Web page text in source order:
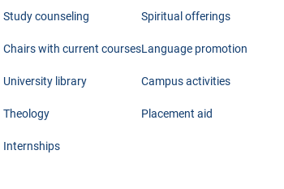
Study counseling
Chairs with current courses
University library
Theology
Internships
Spiritual offerings
Language promotion
Campus activities
Placement aid